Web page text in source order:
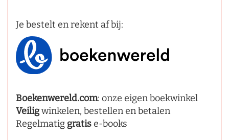
Je bestelt en rekent af bij:
Boekenwereld.com: onze eigen boekwinkel
Veiligwinkelen, bestellen en betalen
Regelmatig gratise-books